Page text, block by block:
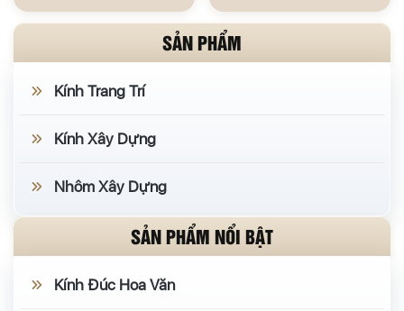
SẢN PHẨM
Kính Trang Trí
Kính Xây Dựng
Nhôm Xây Dựng
SẢN PHẨM NỔI BẬT
Kính Đúc Hoa Văn